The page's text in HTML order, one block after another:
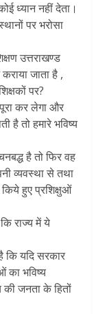
ध्यान नहीं देता।
पर भरोसा
उत्तराखण्ड
कराया जाता है ,
पर?
कर लेगा और
है तो हमारे भविष्य
है तो फिर वह
व्यवस्था से तथा
हुए प्रशिक्षुओं
राज्य में ये
कि यदि सरकार
का भविष्य
जनता के हितों